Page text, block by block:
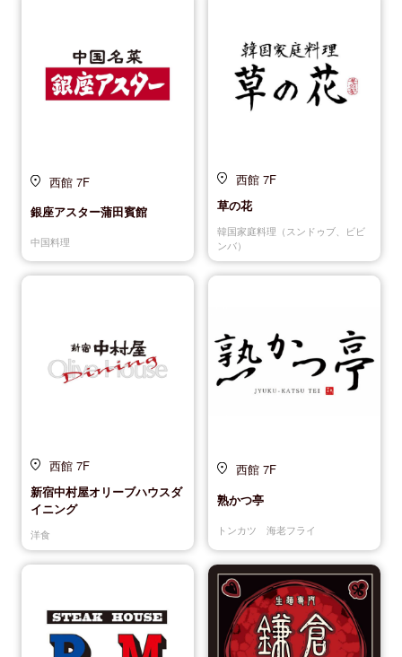
西館 7F
銀座アスター蒲田賓館
中国料理
西館 7F
草の花
韓国家庭料理（スンドゥブ、ビビ
ンバ）
西館 7F
新宿中村屋オリーブハウスダ
イニング
洋食
西館 7F
熟かつ亭
トンカツ 海老フライ